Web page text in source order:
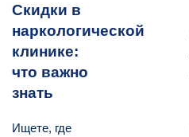
Скидки в
наркологической
клинике:
что важно
знать
Ищете, где